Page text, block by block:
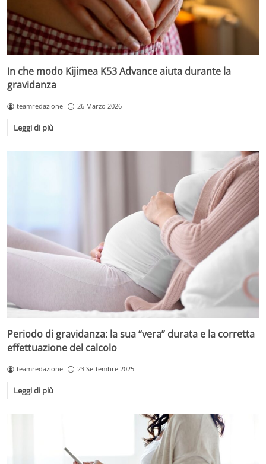
In che modo Kijimea K53 Advance aiuta durante la
gravidanza
teamredazione 26 Marzo 2026
Leggi di più
Periodo di gravidanza: la sua “vera” durata e la corretta
effettuazione del calcolo
teamredazione 23 Settembre 2025
Leggi di più